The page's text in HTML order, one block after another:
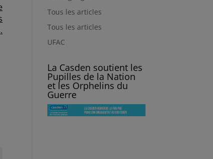
Tous les articles
Tous les articles
UFAC
La Casden soutient les
Pupilles de la Nation
et les Orphelins du
Guerre